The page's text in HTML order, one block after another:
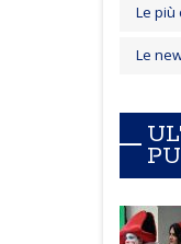
Le più
Le